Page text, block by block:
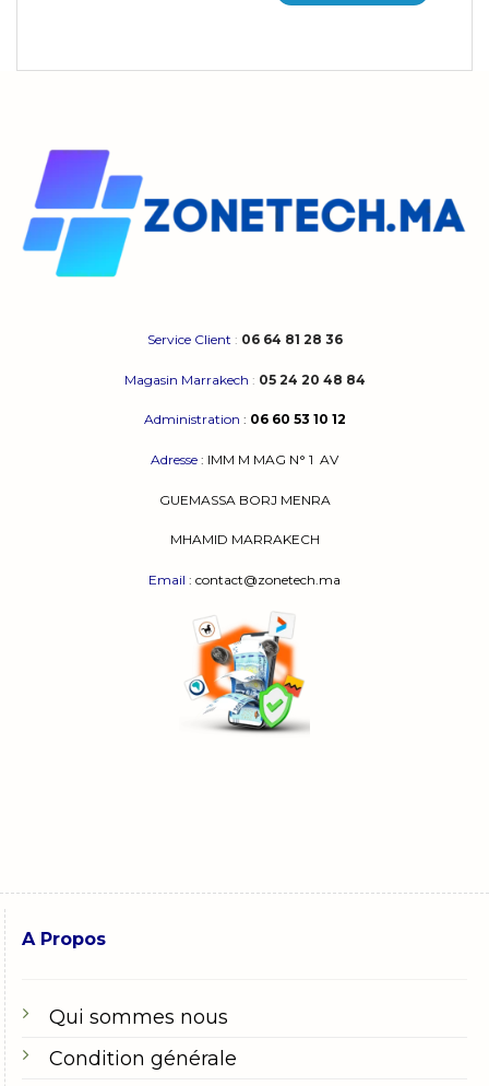
Service Client : 06 64 81 28 36
Magasin Marrakech : 05 24 20 48 84
Administration : 06 60 53 10 12
Adresse : IMM M MAG N° 1 AV
GUEMASSA BORJ MENRA
MHAMID MARRAKECH
Email : contact@zonetech.ma
A Propos
Qui sommes nous
Condition générale